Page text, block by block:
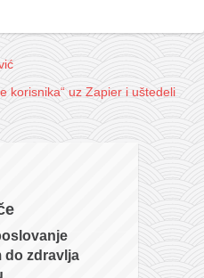
korisnika“ uz Zapier i uštedeli
do zdravlja